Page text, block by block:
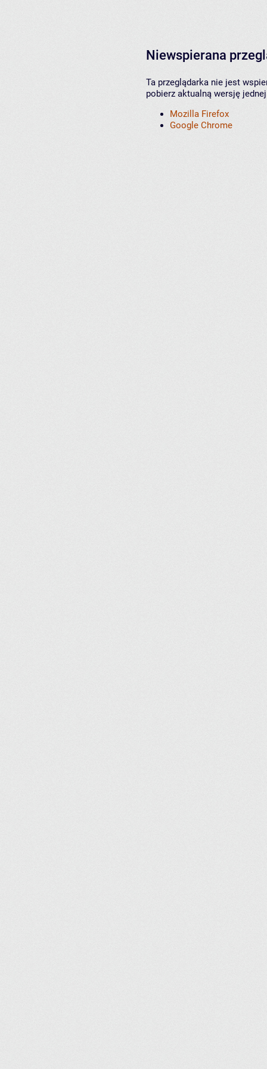
Niewspierana
Ta przeglądarka nie jest
pobierz aktualną wersję
Mozilla Firefox
Google Chrome